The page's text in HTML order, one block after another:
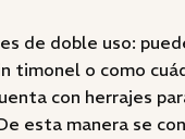
de doble uso:
timonel o como
con herrajes
esta manera se